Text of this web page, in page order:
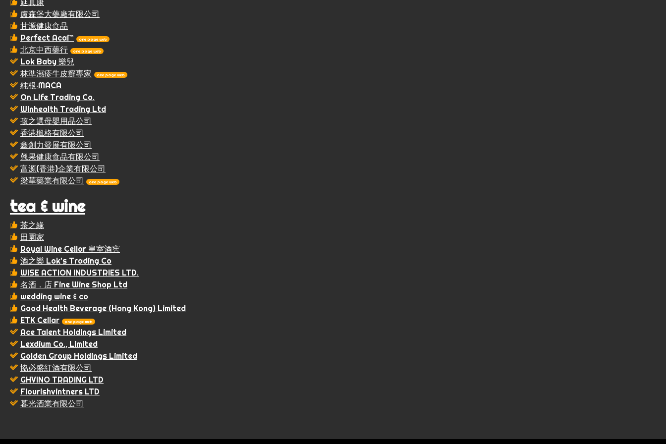
延真康
盧森堡大藥廠有限公司
甘源健康食品
Perfect Acai™
one page web
北京中西藥行 one page web
Lok Baby 樂兒
林準濕疹牛皮癬專家
one page web
純根‧MACA
On Life Trading Co.
Winhealth Trading Ltd
孩之選母嬰用品公司
香港楓格有限公司
鑫創力發展有限公司
翹果健康食品有限公司
富源(香港)企業有限公司
梁華藥業有限公司
one page web
tea & wine
茶之緣
田園家
Royal Wine Cellar 皇室酒窖
酒之樂 Lok's Trading Co
WISE ACTION INDUSTRIES LTD.
名酒．店 Fine Wine Shop Ltd
wedding wine & co
Good Health Beverage (Hong Kong) Limited
ETK Cellar
one page web
Ace Talent Holdings Limited
Lexdium Co., Limited
Golden Group Holdings Limited
協必盛紅酒有限公司
GHVINO TRADING LTD
Flourishvintners LTD
暮光酒業有限公司